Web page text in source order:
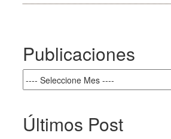
Publicaciones
Últimos Post